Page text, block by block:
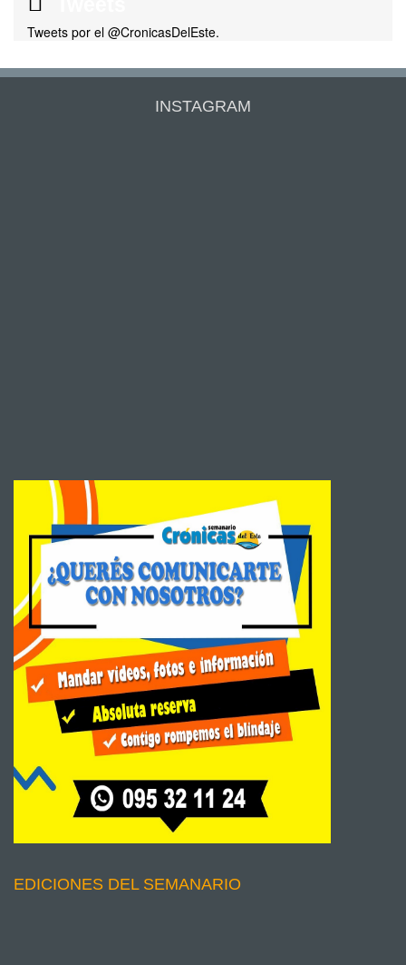
Tweets por el @CronicasDelEste.
INSTAGRAM
EDICIONES DEL SEMANARIO